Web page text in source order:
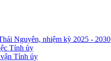
Nguyên, nhiệm kỳ 2025 - 2030
Tỉnh ủy
Tỉnh ủy